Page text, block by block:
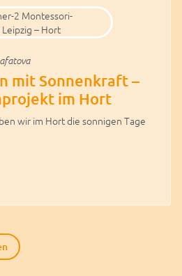
mit Sonnenkraft –
im Hort
wir im Hort die sonnigen Tage